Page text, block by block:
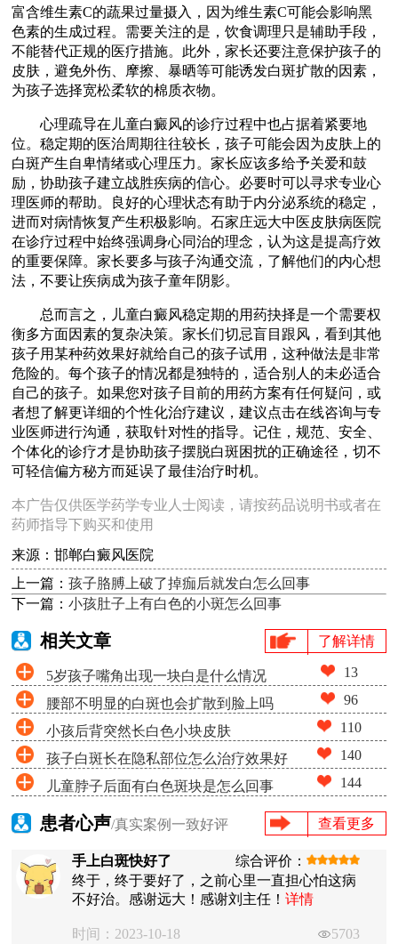
富含维生素C的蔬果过量摄入，因为维生素C可能会影响黑
色素的生成过程。需要关注的是，饮食调理只是辅助手段，
不能替代正规的医疗措施。此外，家长还要注意保护孩子的
皮肤，避免外伤、摩擦、暴晒等可能诱发白斑扩散的因素，
为孩子选择宽松柔软的棉质衣物。
心理疏导在儿童白癜风的诊疗过程中也占据着紧要地
位。稳定期的医治周期往往较长，孩子可能会因为皮肤上的
白斑产生自卑情绪或心理压力。家长应该多给予关爱和鼓
励，协助孩子建立战胜疾病的信心。必要时可以寻求专业心
理医师的帮助。良好的心理状态有助于内分泌系统的稳定，
进而对病情恢复产生积极影响。石家庄远大中医皮肤病医院
在诊疗过程中始终强调身心同治的理念，认为这是提高疗效
的重要保障。家长要多与孩子沟通交流，了解他们的内心想
法，不要让疾病成为孩子童年阴影。
总而言之，儿童白癜风稳定期的用药抉择是一个需要权
衡多方面因素的复杂决策。家长们切忌盲目跟风，看到其他
孩子用某种药效果好就给自己的孩子试用，这种做法是非常
危险的。每个孩子的情况都是独特的，适合别人的未必适合
自己的孩子。如果您对孩子目前的用药方案有任何疑问，或
者想了解更详细的个性化治疗建议，建议点击在线咨询与专
业医师进行沟通，获取针对性的指导。记住，规范、安全、
个体化的诊疗才是协助孩子摆脱白斑困扰的正确途径，切不
可轻信偏方秘方而延误了最佳治疗时机。
本广告仅供医学药学专业人士阅读，请按药品说明书或者在
药师指导下购买和使用
来源：邯郸白癜风医院
上一篇：孩子胳膊上破了掉痂后就发白怎么回事
下一篇：小孩肚子上有白色的小斑怎么回事
相关文章 了解详情
5岁孩子嘴角出现一块白是什么情况 13
腰部不明显的白斑也会扩散到脸上吗 96
小孩后背突然长白色小块皮肤 110
孩子白斑长在隐私部位怎么治疗效果好 140
儿童脖子后面有白色斑块是怎么回事 144
患者心声/真实案例一致好评 查看更多
手上白斑快好了
综合评价：
终于，终于要好了，之前心里一直担心怕这病
不好治。感谢远大！感谢刘主任！详情
时间：2023-10-18 5703